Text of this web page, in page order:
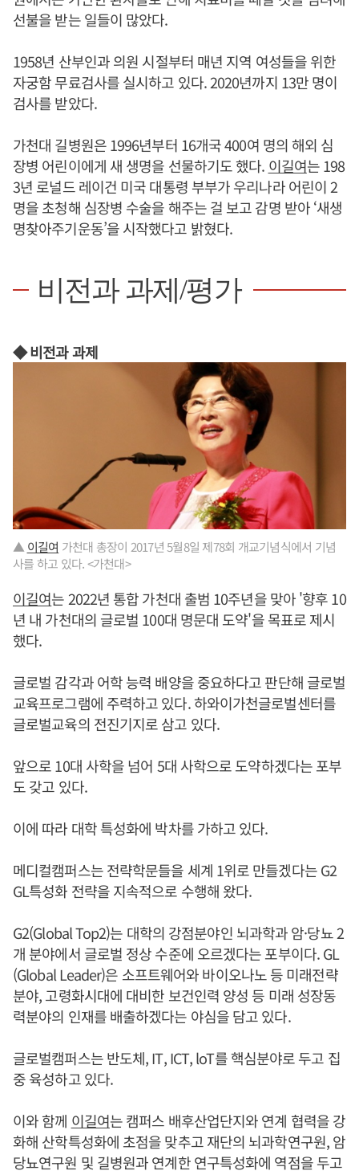
선불을 받는 일들이 많았다.
1958년 산부인과 의원 시절부터 매년 지역 여성들을 위한
자궁함 무료검사를 실시하고 있다. 2020년까지 13만 명이
검사를 받았다.
가천대 길병원은 1996년부터 16개국 400여 명의 해외 심
장병 어린이에게 새 생명을 선물하기도 했다. 이길여는 198
3년 로널드 레이건 미국 대통령 부부가 우리나라 어린이 2
명을 초청해 심장병 수술을 해주는 걸 보고 감명 받아 ‘새생
명찾아주기운동’을 시작했다고 밝혔다.
비전과 과제/평가
◆ 비전과 과제
▲ 이길여 가천대 총장이 2017년 5월8일 제78회 개교기념식에서 기념
사를 하고 있다. <가천대>
이길여는 2022년 통합 가천대 출범 10주년을 맞아 '향후 10
년 내 가천대의 글로벌 100대 명문대 도약'을 목표로 제시
했다.
글로벌 감각과 어학 능력 배양을 중요하다고 판단해 글로벌
교육프로그램에 주력하고 있다. 하와이가천글로벌센터를
글로벌교육의 전진기지로 삼고 있다.
앞으로 10대 사학을 넘어 5대 사학으로 도약하겠다는 포부
도 갖고 있다.
이에 따라 대학 특성화에 박차를 가하고 있다.
메디컬캠퍼스는 전략학문들을 세계 1위로 만들겠다는 G2
GL특성화 전략을 지속적으로 수행해 왔다.
G2(Global Top2)는 대학의 강점분야인 뇌과학과 암·당뇨 2
개 분야에서 글로벌 정상 수준에 오르겠다는 포부이다. GL
(Global Leader)은 소프트웨어와 바이오나노 등 미래전략
분야, 고령화시대에 대비한 보건인력 양성 등 미래 성장동
력분야의 인재를 배출하겠다는 야심을 담고 있다.
글로벌캠퍼스는 반도체, IT, ICT, loT를 핵심분야로 두고 집
중 육성하고 있다.
이와 함께 이길여는 캠퍼스 배후산업단지와 연계 협력을 강
화해 산학특성화에 초점을 맞추고 재단의 뇌과학연구원, 암
당뇨연구원 및 길병원과 연계한 연구특성화에 역점을 두고